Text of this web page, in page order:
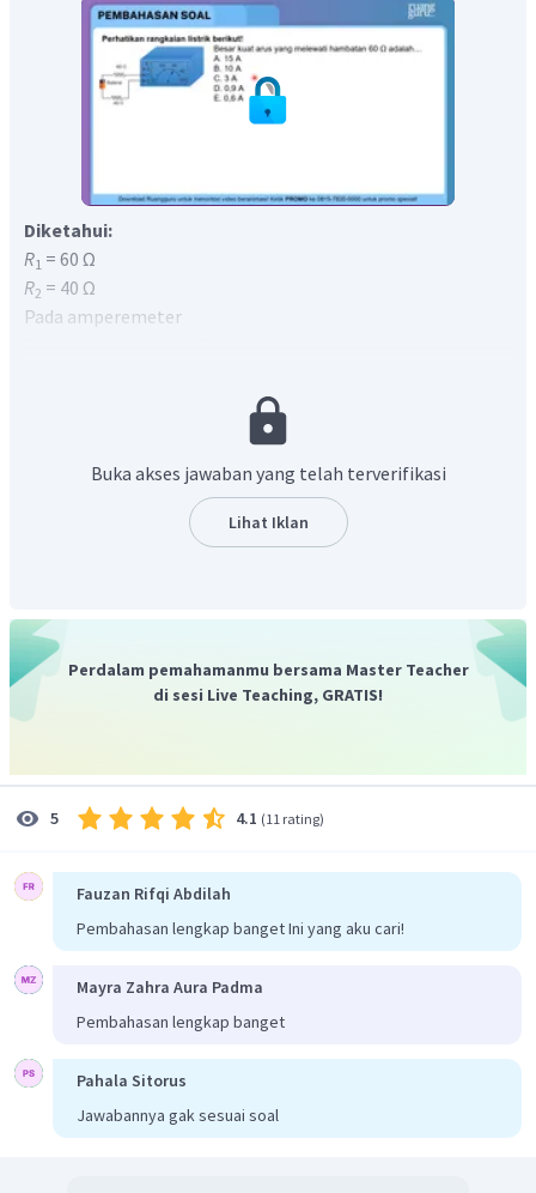
Diketahui:
R1 = 60 Ω
R2 = 40 Ω
Pada amperemeter
Hasil pengukuran amperemeter yaitu
Maka dapat diketahui kuat arus total yang mengalir pada
rangkaian adalah 0,6 A. Rangkaian tersebut tersusun secara
seri sehingga arus yang mengalir pada setiap komponen
sama.
hambatan 60 Ω adalah 0,6 A.
Jadi, jawaban yang tepat adalah E. 0,6 A
Buka akses jawaban yang telah terverifikasi
Lihat Iklan
Perdalam pemahamanmu bersama Master Teacher
di sesi Live Teaching, GRATIS!
5 4.1 (11 rating)
Fauzan Rifqi Abdilah
Pembahasan lengkap banget Ini yang aku cari!
Mayra Zahra Aura Padma
Pembahasan lengkap banget
Pahala Sitorus
Jawabannya gak sesuai soal